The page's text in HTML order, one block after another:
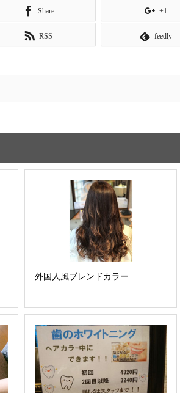
Share +1
RSS feedly
外国人風ブレンドカラー